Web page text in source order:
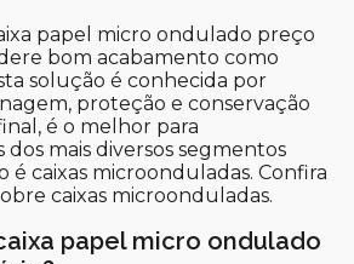
papel micro ondulado preço
bom acabamento como
solução é conhecida por
proteção e conservação
é o melhor para
mais diversos segmentos
é caixas microonduladas. Confira
caixas microonduladas.
papel micro ondulado